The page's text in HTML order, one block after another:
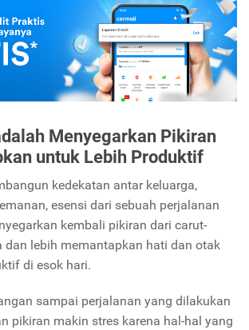
Menyegarkan Pikiran
untuk Lebih Produktif
kedekatan antar keluarga,
esensi dari sebuah perjalanan
kembali pikiran dari carut-
dan lebih memantapkan hati dan otak
di esok hari.
sampai perjalanan yang dilakukan
pikiran makin stres karena hal-hal yang